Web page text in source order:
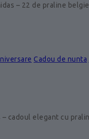
– 22 de praline
Cadou de nunta
– cadoul elegant cu